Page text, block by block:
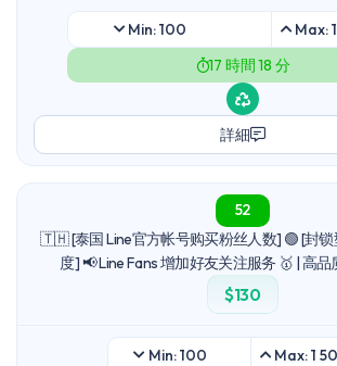
Min: 100
Max:
17 時間 18 分
詳細
52
🇹🇭 [泰国 Line官方帐号购买粉丝人数] 🟢 [封
度] 📢 Line Fans 增加好友关注服务 🥇 | 高
$130
Min: 100 Max: 1